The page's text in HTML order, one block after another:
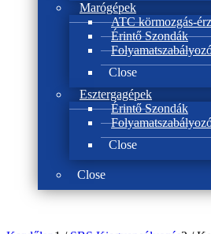
Marógépek
ATC körmozgás-
Érintő Szondák
Close
Esztergagépek
Érintő Szondák
Close
Close